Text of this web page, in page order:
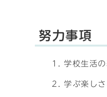
努力事項
学校生活
学ぶ楽し